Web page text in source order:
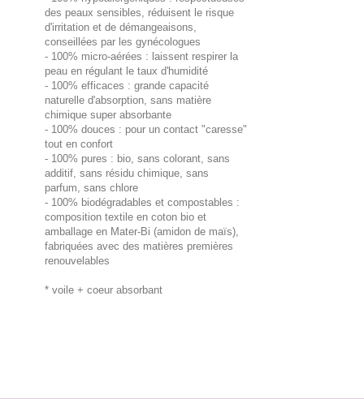
des peaux sensibles, réduisent le risque
d'irritation et de démangeaisons,
conseillées par les gynécologues
- 100% micro-aérées : laissent respirer la
peau en régulant le taux d'humidité
- 100% efficaces : grande capacité
naturelle d'absorption, sans matière
chimique super absorbante
- 100% douces : pour un contact "caresse"
tout en confort
- 100% pures : bio, sans colorant, sans
additif, sans résidu chimique, sans
parfum, sans chlore
- 100% biodégradables et compostables :
composition textile en coton bio et
amballage en Mater-Bi (amidon de maïs),
fabriquées avec des matières premières
renouvelables
* voile + coeur absorbant